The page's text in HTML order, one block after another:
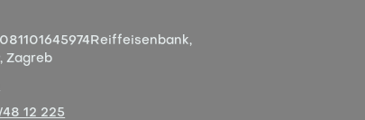
Reiffeisenbank,
Zagreb
48 12 225